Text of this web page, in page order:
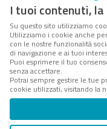
I tuoi contenuti,
Su questo sito utilizziamo
Utilizziamo i cookie anche
con le nostre funzionalità
di navigazione e ai tuoi
Puoi esprimere il tuo
senza accettare.
Potrai sempre gestire le tue
cookie utilizzati, visitando la